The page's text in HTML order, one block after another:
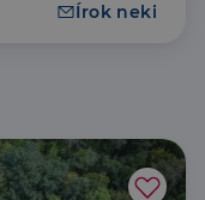
Írok neki